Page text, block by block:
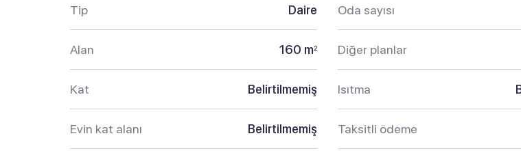
Tip Daire
Alan 160 m2
Kat Belirtilmemiş
Evin kat alanı Belirtilmemiş
Oda sayısı
Diğer planlar
Isıtma
Taksitli ödeme